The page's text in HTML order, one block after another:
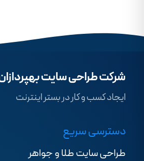
شرکت طراحی سایت
ایجاد کسب و کار در بستر اینترنت
دسترسی سریع
طراحی سایت طلا و جواهر